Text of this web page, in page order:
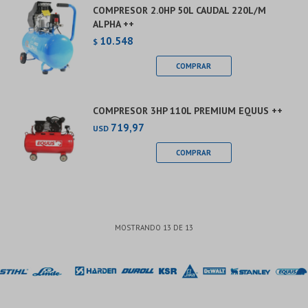
COMPRESOR 2.0HP 50L CAUDAL 220L/M
ALPHA ++
$ 10.548
COMPRESOR 3HP 110L PREMIUM EQUUS ++
USD 719,97
MOSTRANDO 13 DE 13